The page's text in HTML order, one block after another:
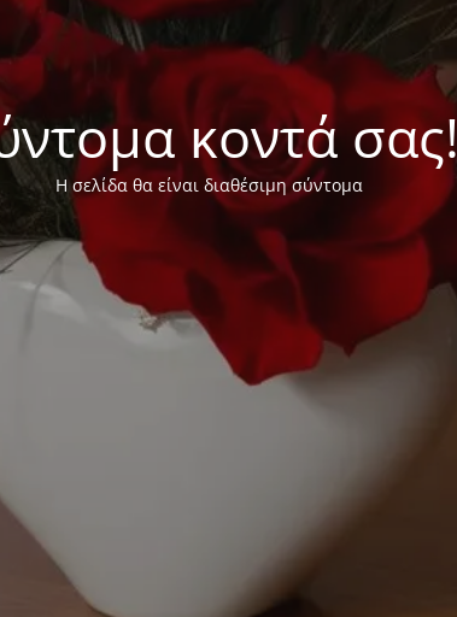
κοντά σας!
Η σελίδα θα είναι διαθέσιμη σύντομα